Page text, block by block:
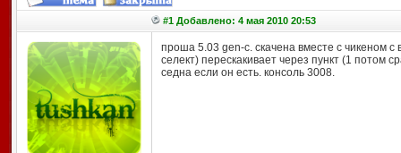
#1 Добавлено: 4 мая 2010 20:53
проша 5.03 gen-c. скачена вместе с чикеном
селект) перескакивает через пункт (1 потом
седна если он есть. консоль 3008.